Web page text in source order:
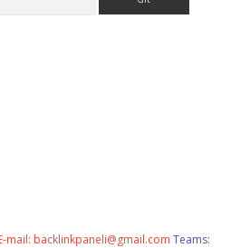
mail: backlinkpaneli@gmail.com Teams: